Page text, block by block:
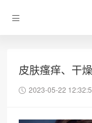
皮肤瘙痒、干
2023-05-22